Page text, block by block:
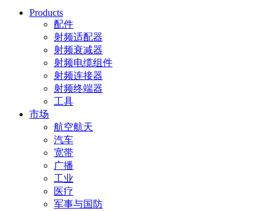
Products
配件
射频适配器
射频衰减器
射频电缆组件
射频连接器
射频终端器
工具
市场
航空航天
汽车
宽带
广播
工业
医疗
军事与国防